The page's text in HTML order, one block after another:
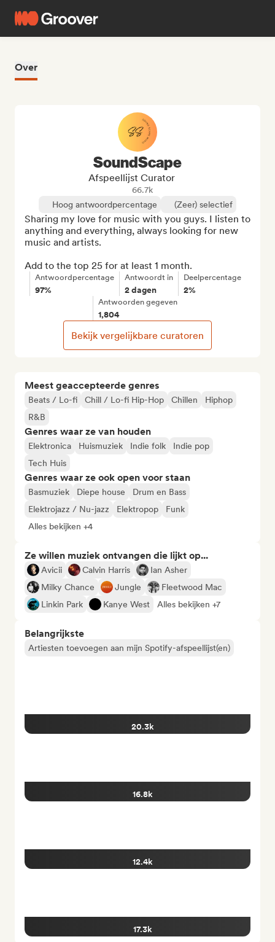
Over
Meest geaccepteerde genres
Beats / Lo-fi Chill / Lo-fi Hip-Hop Chillen
Hiphop
R&B
Genres waar ze van houden
Elektronica Huismuziek Indie folk
Indie pop
Tech Huis
Genres waar ze ook open voor staan
Basmuziek Diepe house
Drum en Bass
Elektrojazz / Nu-jazz
Elektropop
Funk
Alles bekijken +4
Ze willen muziek ontvangen die lijkt op...
Avicii Calvin Harris
Ian Asher
Milky Chance
Jungle
Fleetwood Mac
Linkin Park
Kanye West Alles bekijken +7
Belangrijkste
Artiesten toevoegen aan mijn Spotify-afspeellijst(en)
20.3k
16.8k
12.4k
17.3k
SoundScape
Afspeellijst Curator
66.7k
Hoog antwoordpercentage
(Zeer) selectief
Sharing my love for music with you guys. I listen to
anything and everything, always looking for new
music and artists.
Add to the top 25 for at least 1 month.
Antwoordpercentage
97%
Antwoordt in
2 dagen
Deelpercentage
2%
Antwoorden gegeven
1,804
Bekijk vergelijkbare curatoren